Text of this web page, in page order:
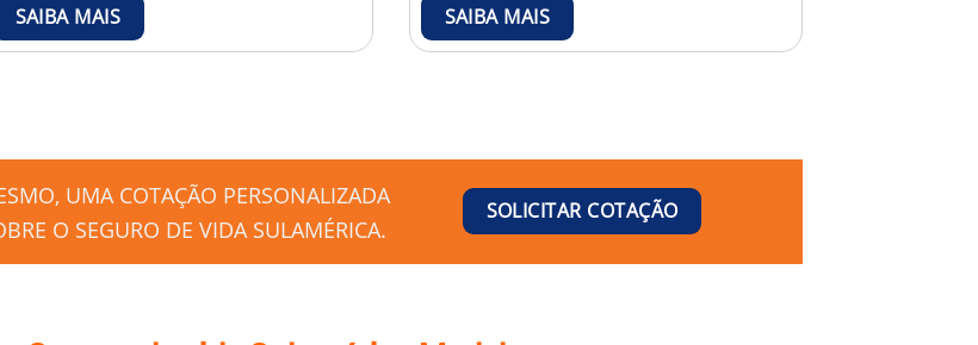
SAIBA MAIS SAIBA MAIS
UMA COTAÇÃO PERSONALIZADA
O SEGURO DE VIDA SULAMÉRICA.
SOLICITAR COTAÇÃO